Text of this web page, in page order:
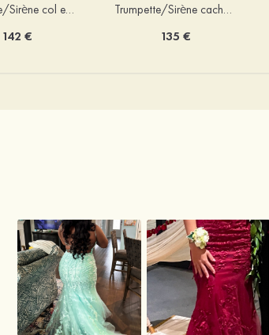
Trumpette/Sirène col en v velours paillettes traîne balayage robe de bal
142 €
Trumpette/Sirène cache coeur charmeuse traîne balayage robe de bal
135 €